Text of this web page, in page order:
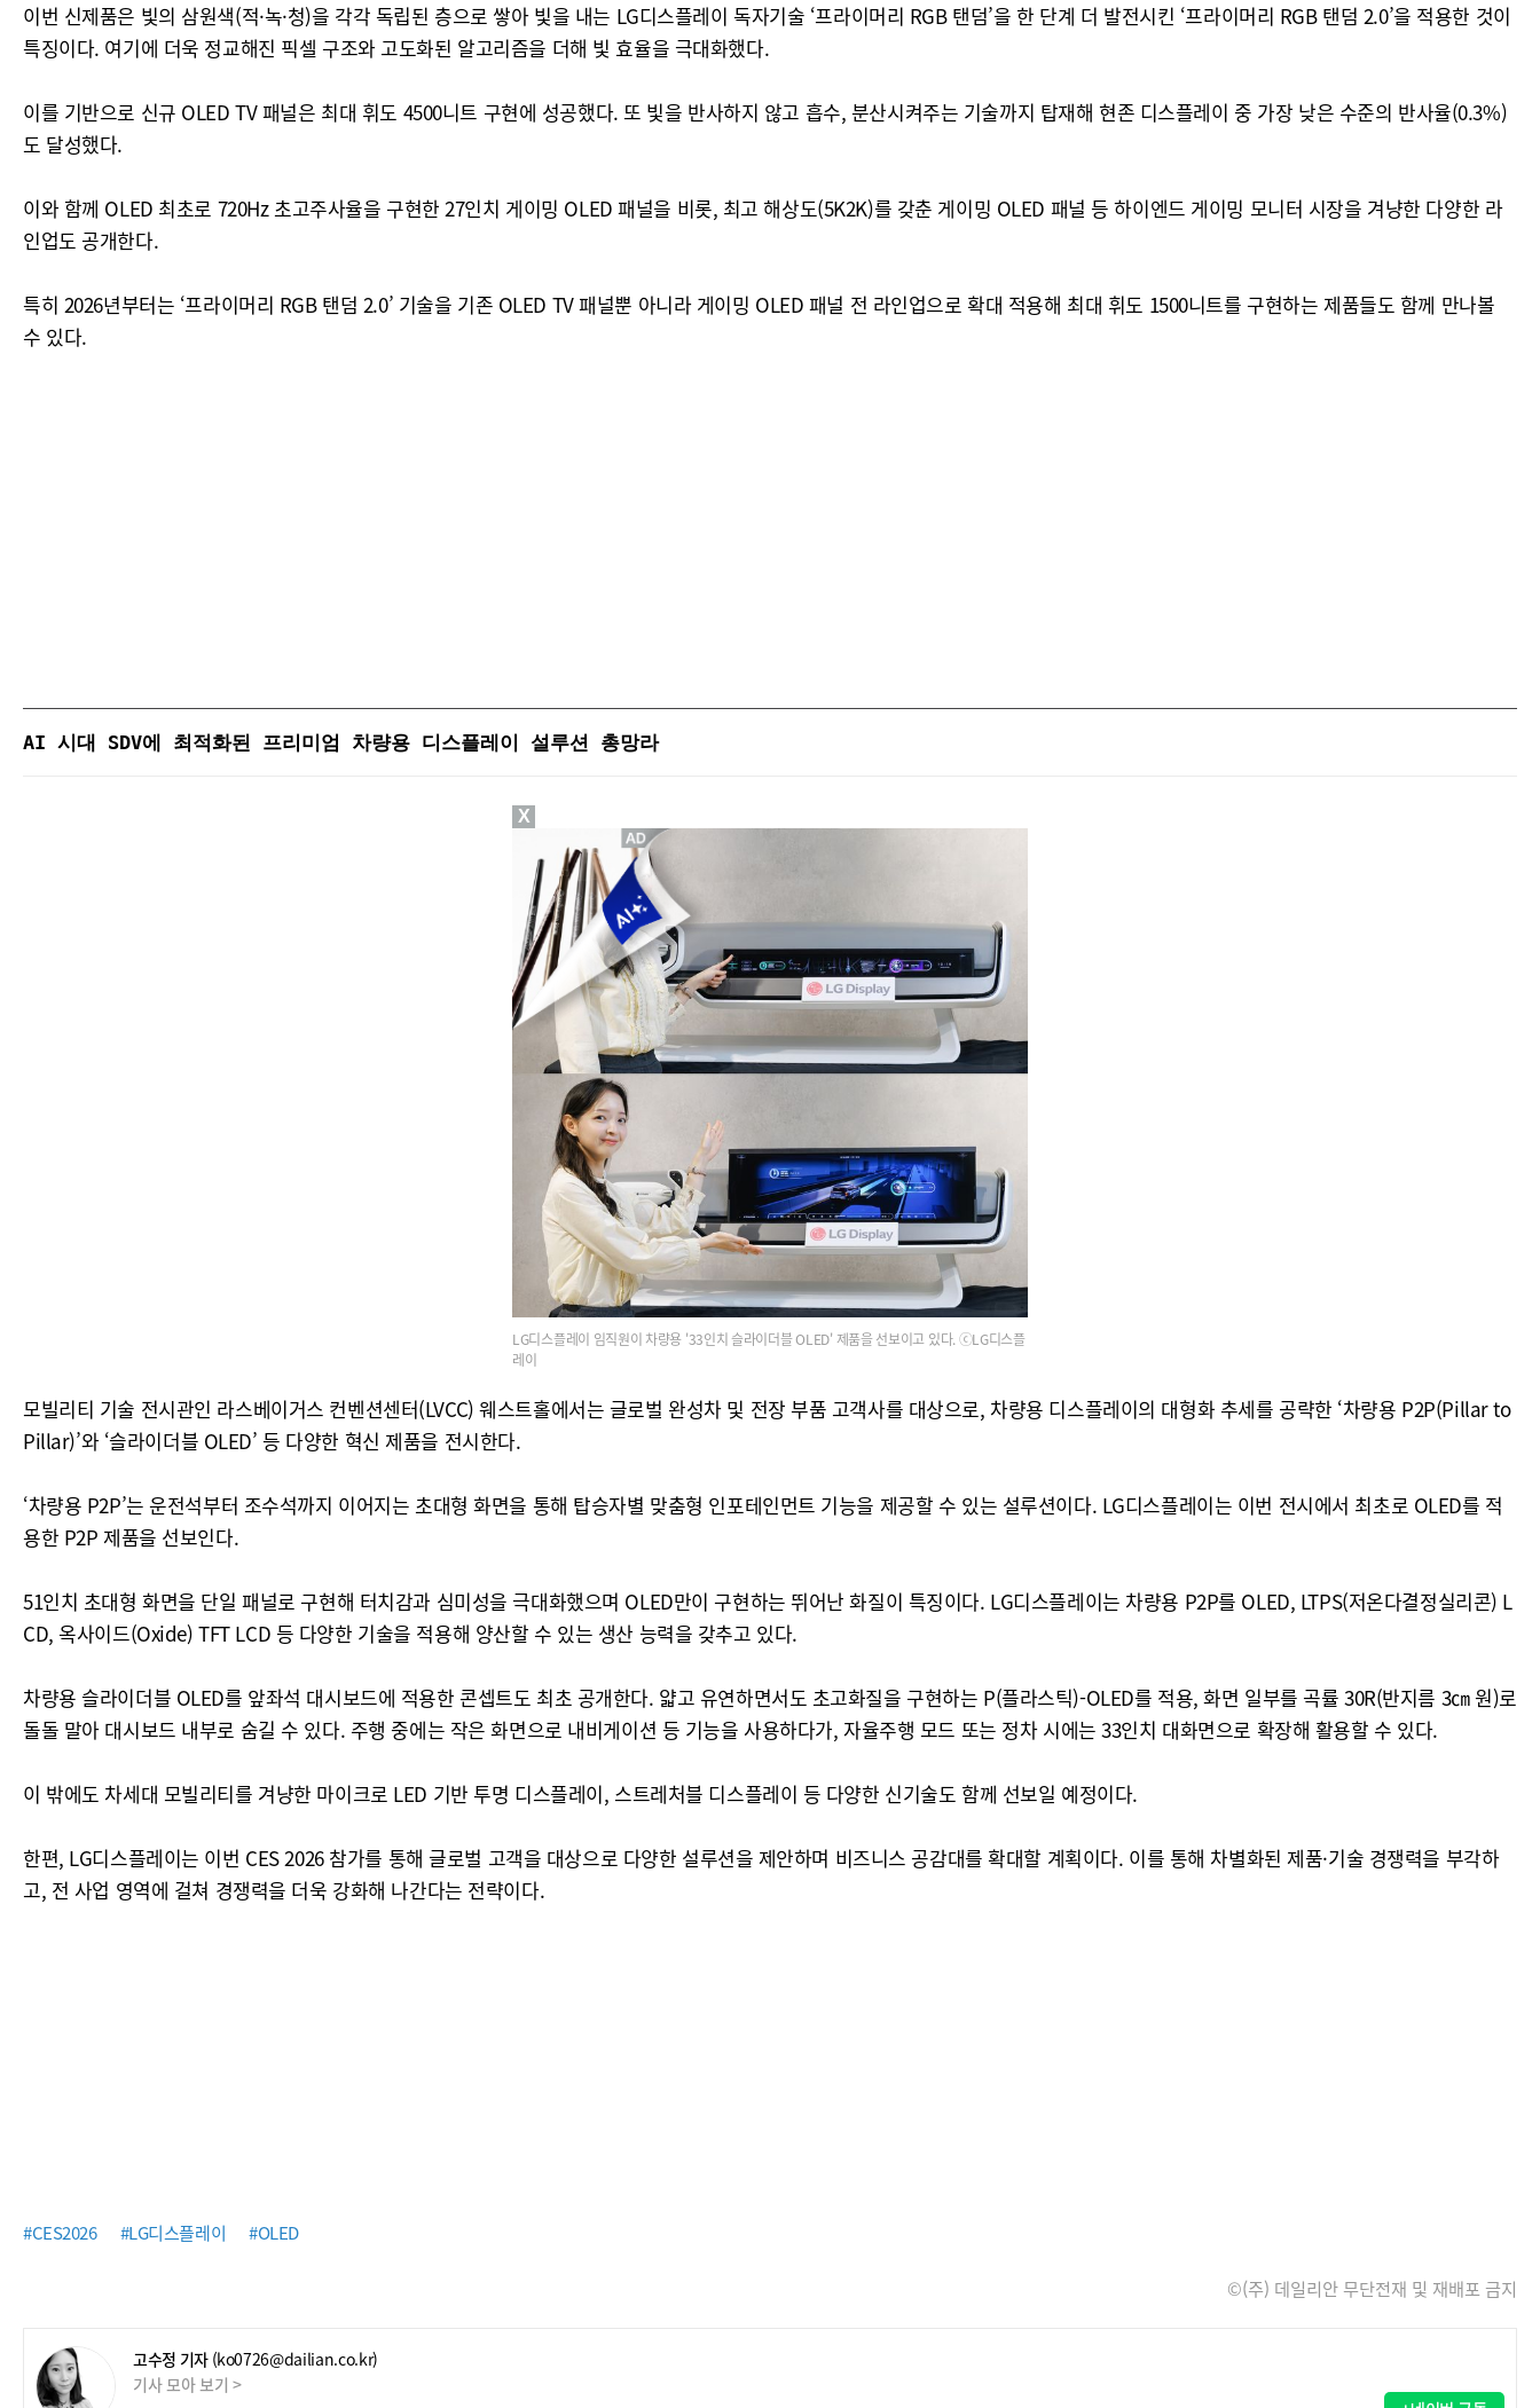
이번 신제품은 빛의 삼원색(적·녹·청)을 각각 독립된 층으로 쌓아 빛을 내는 LG디스플레이 독자기술 ‘프라이머리 RGB 탠덤’을 한 단계 더 발전시킨 ‘프라이머리 RGB 탠덤 2.0’을 적용한 것이
특징이다. 여기에 더욱 정교해진 픽셀 구조와 고도화된 알고리즘을 더해 빛 효율을 극대화했다.
이를 기반으로 신규 OLED TV 패널은 최대 휘도 4500니트 구현에 성공했다. 또 빛을 반사하지 않고 흡수, 분산시켜주는 기술까지 탑재해 현존 디스플레이 중 가장 낮은 수준의 반사율(0.3%)
도 달성했다.
이와 함께 OLED 최초로 720Hz 초고주사율을 구현한 27인치 게이밍 OLED 패널을 비롯, 최고 해상도(5K2K)를 갖춘 게이밍 OLED 패널 등 하이엔드 게이밍 모니터 시장을 겨냥한 다양한 라
인업도 공개한다.
특히 2026년부터는 ‘프라이머리 RGB 탠덤 2.0’ 기술을 기존 OLED TV 패널뿐 아니라 게이밍 OLED 패널 전 라인업으로 확대 적용해 최대 휘도 1500니트를 구현하는 제품들도 함께 만나볼
수 있다.
AI 시대 SDV에 최적화된 프리미엄 차량용 디스플레이 설루션 총망라
LG디스플레이 임직원이 차량용 '33인치 슬라이더블 OLED' 제품을 선보이고 있다. ⓒLG디스플
레이
모빌리티 기술 전시관인 라스베이거스 컨벤션센터(LVCC) 웨스트홀에서는 글로벌 완성차 및 전장 부품 고객사를 대상으로, 차량용 디스플레이의 대형화 추세를 공략한 ‘차량용 P2P(Pillar to
Pillar)’와 ‘슬라이더블 OLED’ 등 다양한 혁신 제품을 전시한다.
‘차량용 P2P’는 운전석부터 조수석까지 이어지는 초대형 화면을 통해 탑승자별 맞춤형 인포테인먼트 기능을 제공할 수 있는 설루션이다. LG디스플레이는 이번 전시에서 최초로 OLED를 적
용한 P2P 제품을 선보인다.
51인치 초대형 화면을 단일 패널로 구현해 터치감과 심미성을 극대화했으며 OLED만이 구현하는 뛰어난 화질이 특징이다. LG디스플레이는 차량용 P2P를 OLED, LTPS(저온다결정실리콘) L
CD, 옥사이드(Oxide) TFT LCD 등 다양한 기술을 적용해 양산할 수 있는 생산 능력을 갖추고 있다.
차량용 슬라이더블 OLED를 앞좌석 대시보드에 적용한 콘셉트도 최초 공개한다. 얇고 유연하면서도 초고화질을 구현하는 P(플라스틱)-OLED를 적용, 화면 일부를 곡률 30R(반지름 3㎝ 원)로
돌돌 말아 대시보드 내부로 숨길 수 있다. 주행 중에는 작은 화면으로 내비게이션 등 기능을 사용하다가, 자율주행 모드 또는 정차 시에는 33인치 대화면으로 확장해 활용할 수 있다.
이 밖에도 차세대 모빌리티를 겨냥한 마이크로 LED 기반 투명 디스플레이, 스트레처블 디스플레이 등 다양한 신기술도 함께 선보일 예정이다.
한편, LG디스플레이는 이번 CES 2026 참가를 통해 글로벌 고객을 대상으로 다양한 설루션을 제안하며 비즈니스 공감대를 확대할 계획이다. 이를 통해 차별화된 제품·기술 경쟁력을 부각하
고, 전 사업 영역에 걸쳐 경쟁력을 더욱 강화해 나간다는 전략이다.
#CES2026 #LG디스플레이 #OLED
©(주) 데일리안 무단전재 및 재배포 금지
고수정 기자 (ko0726@dailian.co.kr)
기사 모아 보기 >
X